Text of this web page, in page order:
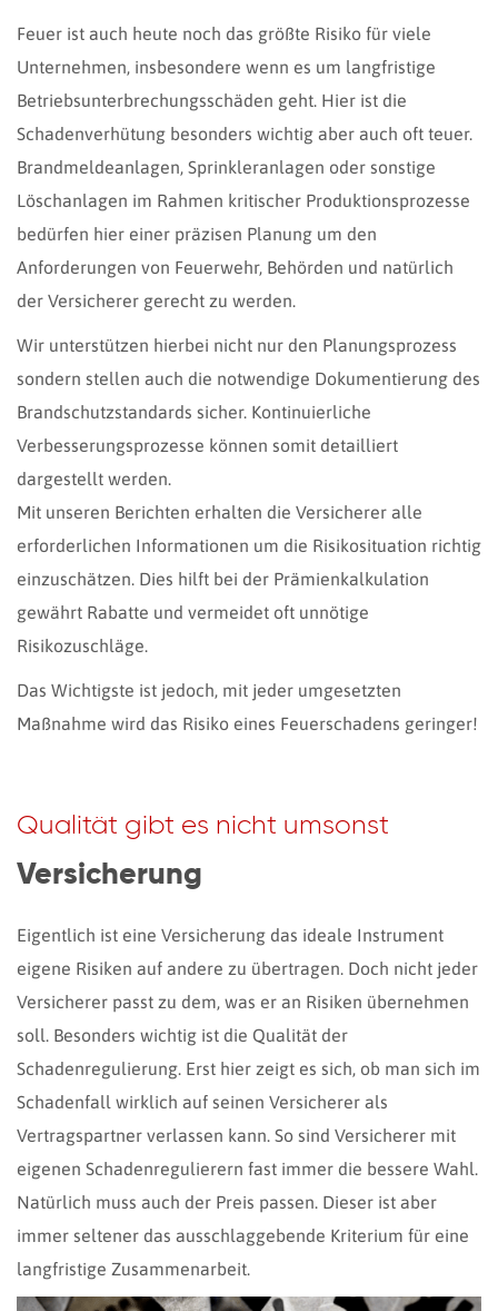
Feuer ist auch heute noch das größte Risiko für viele
Unternehmen, insbesondere wenn es um langfristige
Betriebsunterbrechungsschäden geht. Hier ist die
Schadenverhütung besonders wichtig aber auch oft teuer.
Brandmeldeanlagen, Sprinkleranlagen oder sonstige
Löschanlagen im Rahmen kritischer Produktionsprozesse
bedürfen hier einer präzisen Planung um den
Anforderungen von Feuerwehr, Behörden und natürlich
der Versicherer gerecht zu werden.
Wir unterstützen hierbei nicht nur den Planungsprozess
sondern stellen auch die notwendige Dokumentierung des
Brandschutzstandards sicher. Kontinuierliche
Verbesserungsprozesse können somit detailliert
dargestellt werden.
Mit unseren Berichten erhalten die Versicherer alle
erforderlichen Informationen um die Risikosituation richtig
einzuschätzen. Dies hilft bei der Prämienkalkulation
gewährt Rabatte und vermeidet oft unnötige
Risikozuschläge.
Das Wichtigste ist jedoch, mit jeder umgesetzten
Maßnahme wird das Risiko eines Feuerschadens geringer!
Qualität gibt es nicht umsonst
Versicherung
Eigentlich ist eine Versicherung das ideale Instrument
eigene Risiken auf andere zu übertragen. Doch nicht jeder
Versicherer passt zu dem, was er an Risiken übernehmen
soll. Besonders wichtig ist die Qualität der
Schadenregulierung. Erst hier zeigt es sich, ob man sich im
Schadenfall wirklich auf seinen Versicherer als
Vertragspartner verlassen kann. So sind Versicherer mit
eigenen Schadenregulierern fast immer die bessere Wahl.
Natürlich muss auch der Preis passen. Dieser ist aber
immer seltener das ausschlaggebende Kriterium für eine
langfristige Zusammenarbeit.